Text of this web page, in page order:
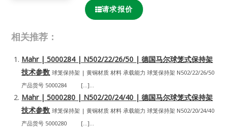
请求报价
相关推荐：
Mahr | 5000284 | N502/22/26/50 | 德国马尔球笼式保持架
技术参数 球笼保持架 | 黄铜材质 材料 承载能力 球笼保持架 N502/22/26/50
产品货号 5000284 […]...
Mahr | 5000280 | N502/20/24/40 | 德国马尔球笼式保持架
技术参数 球笼保持架 | 黄铜材质 材料 承载能力 球笼保持架 N502/20/24/40
产品货号 5000280 […]...